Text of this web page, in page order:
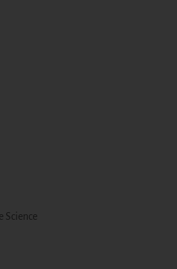
Science